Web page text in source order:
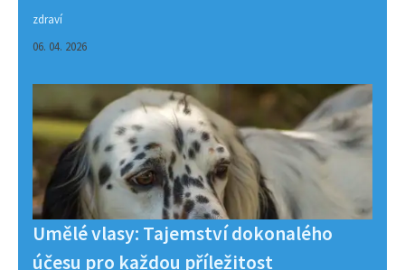
zdraví
06. 04. 2026
Umělé vlasy: Tajemství dokonalého
účesu pro každou příležitost